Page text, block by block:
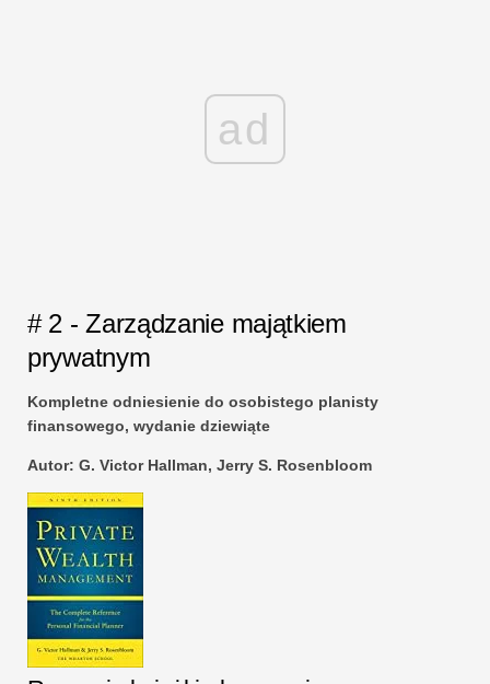
ad
# 2 - Zarządzanie majątkiem
prywatnym
Kompletne odniesienie do osobistego planisty
finansowego, wydanie dziewiąte
Autor: G. Victor Hallman, Jerry S. Rosenbloom